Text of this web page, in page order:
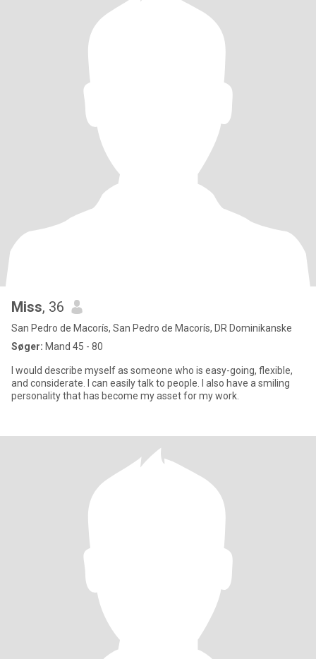
Miss, 36
San Pedro de Macorís, San Pedro de Macorís, DR Dominikanske
Søger: Mand 45 - 80
I would describe myself as someone who is easy-going, flexible,
and considerate. I can easily talk to people. I also have a smiling
personality that has become my asset for my work.